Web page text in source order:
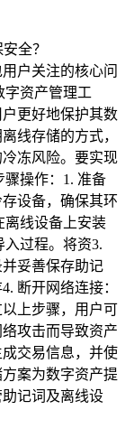
户关注的核心问
字资产管理工
更好地保护其数
线存储的方式，
冻风险。要实现
操作：1. 准备
设备，确保其环
离线设备上安装
过程。将资3.
妥善保存助记
断开网络连接：
上步骤，用户可
攻击而导致资产
交易信息，并使
案为数字资产提
记词及离线设